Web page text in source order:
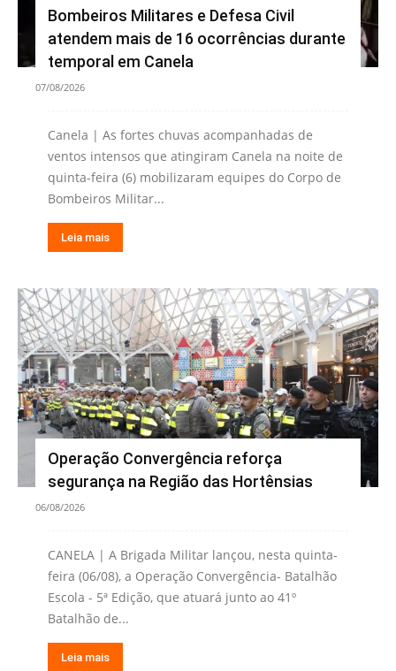
Bombeiros Militares e Defesa Civil
atendem mais de 16 ocorrências durante
temporal em Canela
07/08/2026
Canela | As fortes chuvas acompanhadas de
ventos intensos que atingiram Canela na noite de
quinta-feira (6) mobilizaram equipes do Corpo de
Bombeiros Militar...
Leia mais
Operação Convergência reforça
segurança na Região das Hortênsias
06/08/2026
CANELA | A Brigada Militar lançou, nesta quinta-
feira (06/08), a Operação Convergência- Batalhão
Escola - 5ª Edição, que atuará junto ao 41º
Batalhão de...
Leia mais